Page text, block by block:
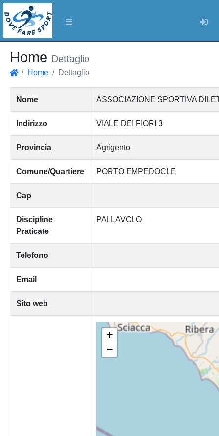
Home Dettaglio
Home Dettaglio
Nome ASSOCIAZIONE SPORTIVA
Indirizzo VIALE DEI FIORI 3
Provincia Agrigento
Comune/Quartiere PORTO EMPEDOCLE
Cap
Discipline
Praticate
PALLAVOLO
Telefono
Email
Sito web
+
−